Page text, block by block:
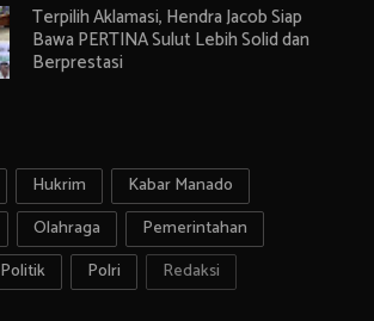
Terpilih Aklamasi, Hendra Jacob Siap
Bawa PERTINA Sulut Lebih Solid dan
Berprestasi
Hukrim
Kabar Manado
Olahraga
Pemerintahan
Politik Polri Redaksi